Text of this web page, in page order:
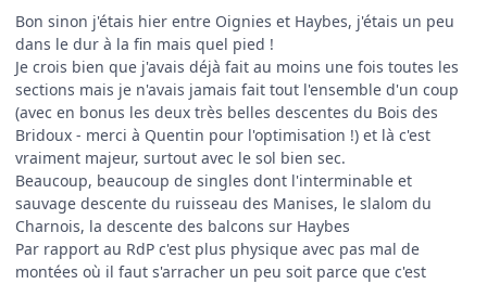
Bon sinon j'étais hier entre Oignies et Haybes, j'étais un peu
dans le dur à la fin mais quel pied !
Je crois bien que j'avais déjà fait au moins une fois toutes les
sections mais je n'avais jamais fait tout l'ensemble d'un coup
(avec en bonus les deux très belles descentes du Bois des
Bridoux - merci à Quentin pour l'optimisation !) et là c'est
vraiment majeur, surtout avec le sol bien sec.
Beaucoup, beaucoup de singles dont l'interminable et
sauvage descente du ruisseau des Manises, le slalom du
Charnois, la descente des balcons sur Haybes
Par rapport au RdP c'est plus physique avec pas mal de
montées où il faut s'arracher un peu soit parce que c'est